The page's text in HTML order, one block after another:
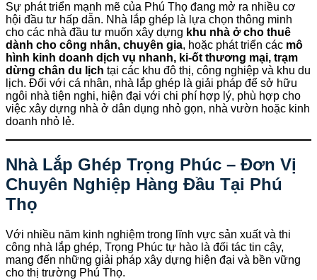
Sự phát triển mạnh mẽ của Phú Thọ đang mở ra nhiều cơ
hội đầu tư hấp dẫn. Nhà lắp ghép là lựa chọn thông minh
cho các nhà đầu tư muốn xây dựng khu nhà ở cho thuê
dành cho công nhân, chuyên gia, hoặc phát triển các mô
hình kinh doanh dịch vụ nhanh, ki-ốt thương mại, trạm
dừng chân du lịch tại các khu đô thị, công nghiệp và khu du
lịch. Đối với cá nhân, nhà lắp ghép là giải pháp để sở hữu
ngôi nhà tiện nghi, hiện đại với chi phí hợp lý, phù hợp cho
việc xây dựng nhà ở dân dụng nhỏ gọn, nhà vườn hoặc kinh
doanh nhỏ lẻ.
Nhà Lắp Ghép Trọng Phúc – Đơn Vị
Chuyên Nghiệp Hàng Đầu Tại Phú
Thọ
Với nhiều năm kinh nghiệm trong lĩnh vực sản xuất và thi
công nhà lắp ghép, Trọng Phúc tự hào là đối tác tin cậy,
mang đến những giải pháp xây dựng hiện đại và bền vững
cho thị trường Phú Thọ.